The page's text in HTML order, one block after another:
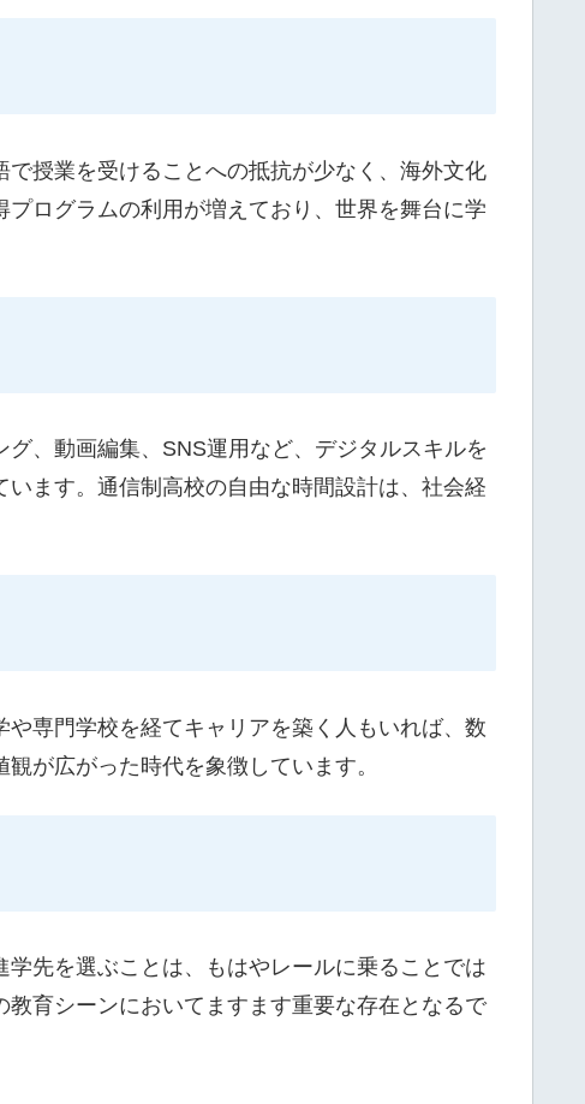
授業を受けることへの抵抗が少なく、海外文化
ログラムの利用が増えており、世界を舞台に学
、動画編集、SNS運用など、デジタルスキルを
ます。通信制高校の自由な時間設計は、社会経
専門学校を経てキャリアを築く人もいれば、数
が広がった時代を象徴しています。
先を選ぶことは、もはやレールに乗ることでは
育シーンにおいてますます重要な存在となるで